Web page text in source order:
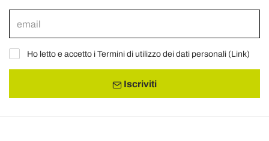
Ho letto e accetto i Termini di utilizzo dei dati personali (Link)
Iscriviti